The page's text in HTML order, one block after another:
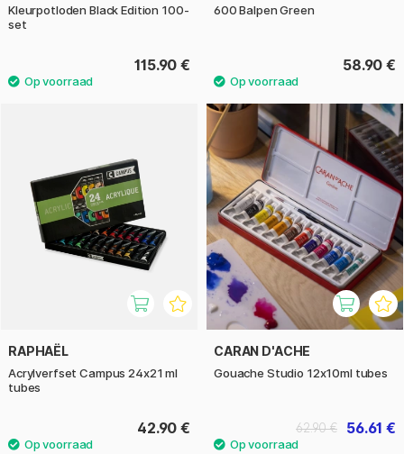
Kleurpotloden Black Edition 100-
set
115.90 €
600 Balpen Green
58.90 €
RAPHAËL
Acrylverfset Campus 24x21 ml
tubes
42.90 €
CARAN D'ACHE
Gouache Studio 12x10ml tubes
56.61 €
62.90 €